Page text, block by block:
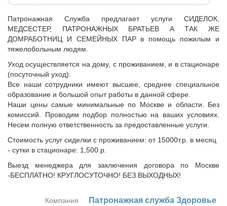
Патронажная Служба предлагает услуги СИДЕЛОК,
МЕДСЕСТЕР, ПАТРОНАЖНЫХ БРАТЬЕВ А ТАК ЖЕ
ДОМРАБОТНИЦ И СЕМЕЙНЫХ ПАР в помощь пожилым и
тяжелобольным людям.
Уход осуществляется на дому, с проживанием, и в стационаре
(посуточный уход).
Все наши сотрудники имеют высшее, среднее специальное
образование и большой опыт работы в данной сфере.
Наши цены самые минимальные по Москве и области. Без
комиссий. Проводим подбор полностью на ваших условиях.
Несем полную ответственность за предоставленные услуги.
Стоимость услуг сиделки с проживанием: от 15000т.р. в месяц
- сутки в стационаре: 1,500.р.
Выезд менеджера для заключения договора по Москве
-БЕСПЛАТНО! КРУГЛОСУТОЧНО! БЕЗ ВЫХОДНЫХ!
Компания Па­т­ро­наж­ная служ­ба Здо­ро­вье